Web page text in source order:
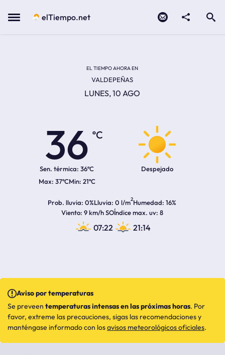
Menu elTiempo.net
EL TIEMPO AHORA EN
VALDEPEÑAS
LUNES, 10 AGO
36
ºC
Sen. térmica: 36ºC
37ºC 21ºC
Despejado
Prob. lluvia 0%Lluvia 0 l/m2Humedad 16%
Viento 9 km/h SOÍndice max. uv 8
07:22 21:14
Aviso por temperaturas
Se preveen temperaturas intensas en las próximas horas. Por
favor, extreme las precauciones, sigas las recomendaciones y
manténgase informado con losavisos meteorológicos oficiales.